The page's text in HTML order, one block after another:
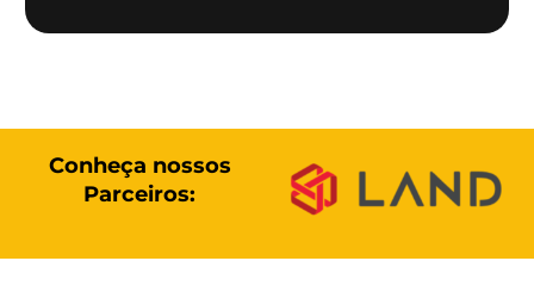
Conheça nossos
Parceiros: